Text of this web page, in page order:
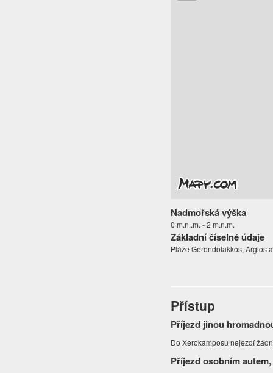
Nadmořská výška
0 m.n..m. - 2 m.n.m.
Základní číselné údaje
Pláže Gerondolakkos, Argios
Přístup
Příjezd jinou
Do Xerokamposu nejezdí
Příjezd osobním